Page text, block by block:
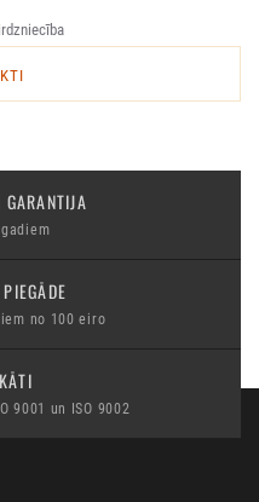
no 100 eiro
9001 un ISO 9002